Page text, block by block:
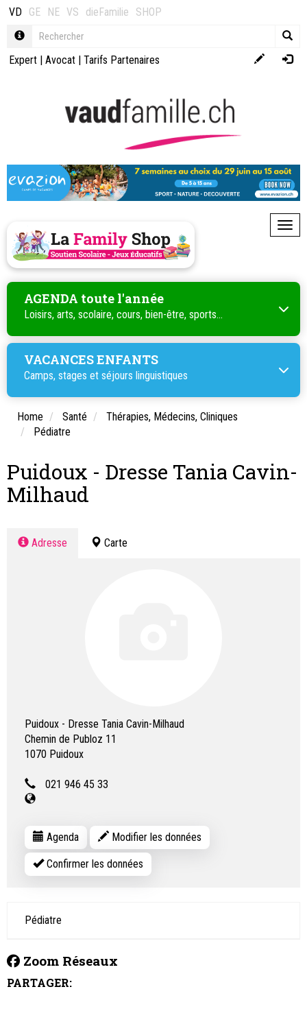
VD GE NE VS dieFamilie SHOP
Expert | Avocat | Tarifs Partenaires
AGENDA toute l'année
Loisirs, arts, scolaire, cours, bien-être, sports...
VACANCES ENFANTS
Camps, stages et séjours linguistiques
Home Santé
Thérapies, Médecins, Cliniques
Pédiatre
Puidoux - Dresse Tania Cavin-
Milhaud
Adresse Carte
Puidoux - Dresse Tania Cavin-Milhaud
Chemin de Publoz 11
1070 Puidoux
021 946 45 33
Agenda Modifier les données
Confirmer les données
Pédiatre
Zoom Réseaux
PARTAGER: